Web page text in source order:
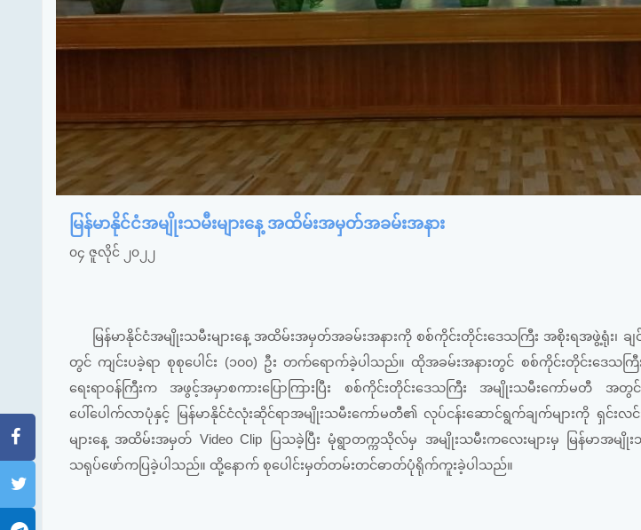
မြန်မာနိုင်ငံအမျိုးသမီးများနေ့ အထိမ်းအမှတ်အခမ်းအနား
၀၄ ဇူလိုင် ၂၀၂၂
မြန်မာနိုင်ငံအမျိုးသမီးများနေ့ အထိမ်းအမှတ်အခမ်းအနားကို စစ်ကိုင်းတိုင်းဒေသကြီး အစိုးရအဖွဲ့ရုံး၊ ချ
တွင် ကျင်းပခဲ့ရာ စုစုပေါင်း (၁၀၀) ဦး တက်ရောက်ခဲ့ပါသည်။ ထိုအခမ်းအနားတွင် စစ်ကိုင်းတိုင်းဒေသကြီ
ရေးရာဝန်ကြီးက အဖွင့်အမှာစကားပြောကြားပြီး စစ်ကိုင်းတိုင်းဒေသကြီး အမျိုးသမီးကော်မတီ အတွင်း
ပေါ်ပေါက်လာပုံနှင့် မြန်မာနိုင်ငံလုံးဆိုင်ရာအမျိုးသမီးကော်မတီ၏ လုပ်ငန်းဆောင်ရွက်ချက်များကို ရှင်းလင်း
များနေ့ အထိမ်းအမှတ် Video Clip ပြသခဲ့ပြီး မုံရွာတက္ကသိုလ်မှ အမျိုးသမီးကလေးများမှ မြန်မာအမျိုး
သရုပ်ဖော်ကပြခဲ့ပါသည်။ ထို့နောက် စုပေါင်းမှတ်တမ်းတင်ဓာတ်ပုံရိုက်ကူးခဲ့ပါသည်။